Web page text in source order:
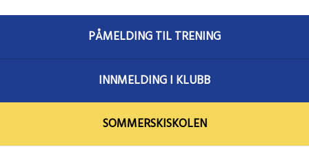
PÅMELDING TIL TRENING
INNMELDING I KLUBB
SOMMERSKISKOLEN